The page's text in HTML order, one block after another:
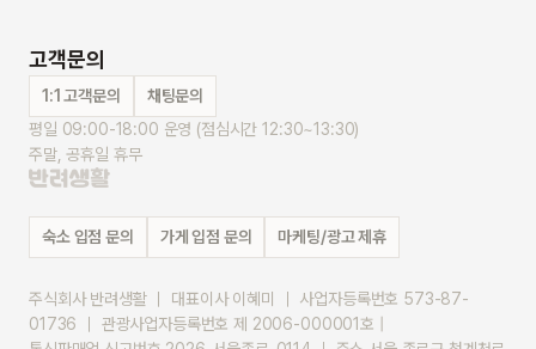
고객문의
1:1 고객문의
채팅문의
평일 09:00-18:00 운영 (점심시간 12:30~13:30)
주말, 공휴일 휴무
숙소 입점 문의 가게 입점 문의 마케팅/광고 제휴
주식회사 반려생활 ｜ 대표이사 이혜미 ｜ 사업자등록번호 573-87-
01736 ｜ 관광사업자등록번호 제 2006-000001호 |